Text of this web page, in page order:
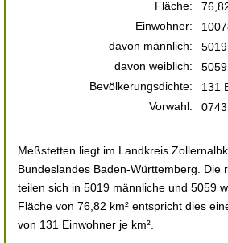
Fläche:
Einwohner:
davon männlich:
5019
davon weiblich:
5059
Bevölkerungsdichte:
131
Vorwahl:
Meßstetten liegt im Landkreis
Bundeslandes Baden-Württemberg. Die
teilen sich in 5019 männliche und 5059
Fläche von 76,82 km² entspricht dies
von 131 Einwohner je km².